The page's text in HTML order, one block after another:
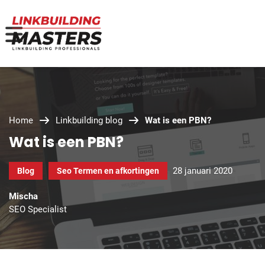
Home Linkbuilding blog Wat is een PBN?
Wat is een PBN?
Blog Seo Termen en afkortingen 28 januari 2020
Mischa
SEO Specialist